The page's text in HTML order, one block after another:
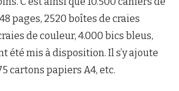
pages, 2520 boîtes de craies
de couleur, 4.000 bics bleus,
été mis à disposition. Il s’y ajoute
cartons papiers A4, etc.